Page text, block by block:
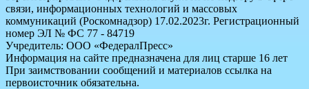
связи, информационных технологий и массовых
коммуникаций (Роскомнадзор) 17.02.2023г. Регистрационный
номер ЭЛ № ФС 77 - 84719
Учредитель: ООО «ФедералПресс»
Информация на сайте предназначена для лиц старше 16 лет
При заимствовании сообщений и материалов ссылка на
первоисточник обязательна.